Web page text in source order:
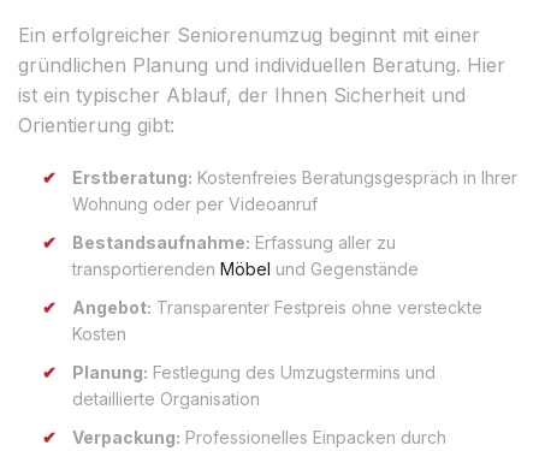
Ein erfolgreicher Seniorenumzug beginnt mit einer
gründlichen Planung und individuellen Beratung. Hier
ist ein typischer Ablauf, der Ihnen Sicherheit und
Orientierung gibt:
Erstberatung: Kostenfreies Beratungsgespräch in Ihrer
Wohnung oder per Videoanruf
Bestandsaufnahme: Erfassung aller zu
transportierenden Möbel und Gegenstände
Angebot: Transparenter Festpreis ohne versteckte
Kosten
Planung: Festlegung des Umzugstermins und
detaillierte Organisation
Verpackung: Professionelles Einpacken durch